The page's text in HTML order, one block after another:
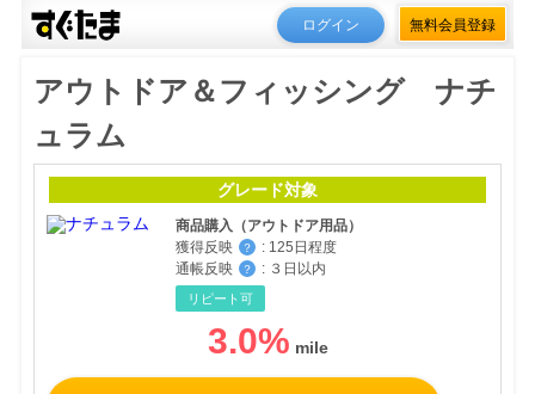
ログイン 無料会員登録
アウトドア＆フィッシング ナチ
ュラム
グレード対象
商品購入（アウトドア用品）
獲得反映
？ : 125日程度
通帳反映
？ : ３日以内
リピート可
3.0%